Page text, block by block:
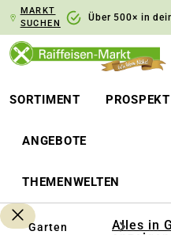
Zur
MARKT
SUCHEN
Über 500× in
SORTIMENT PROSPEKT
ANGEBOTE
THEMENWELTEN
Garten
Alles in